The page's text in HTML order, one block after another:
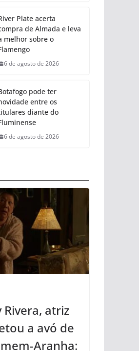
Plate acerta
de Almada e leva
melhor sobre o
6 de agosto de 2026
pode ter
entre os
diante do
6 de agosto de 2026
atriz
a avó de
Aranha: